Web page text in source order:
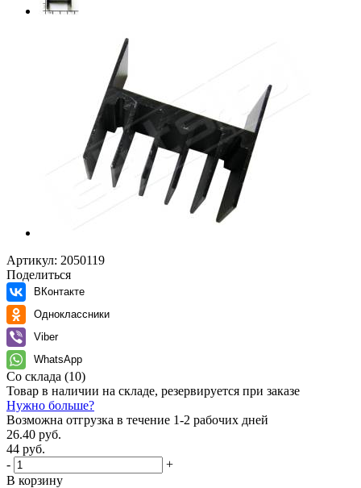
Артикул: 2050119
Поделиться
ВКонтакте
Одноклассники
Viber
WhatsApp
Со склада (10)
Товар в наличии на складе, резервируется при заказе
Нужно больше?
Возможна отгрузка в течение 1-2 рабочих дней
26.40 руб.
44 руб.
-
+
В корзину